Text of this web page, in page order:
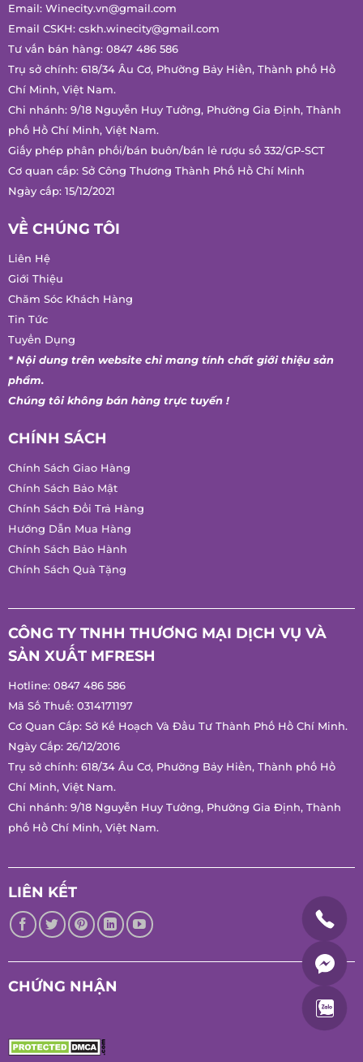
Email: Winecity.vn@gmail.com
Email CSKH: cskh.winecity@gmail.com
Tư vấn bán hàng: 0847 486 586
Trụ sở chính: 618/34 Âu Cơ, Phường Bảy Hiền, Thành phố Hồ
Chí Minh, Việt Nam.
Chi nhánh: 9/18 Nguyễn Huy Tưởng, Phường Gia Định, Thành
phố Hồ Chí Minh, Việt Nam.
Giấy phép phân phối/bán buôn/bán lẻ rượu số 332/GP-SCT
Cơ quan cấp: Sở Công Thương Thành Phố Hồ Chí Minh
Ngày cấp: 15/12/2021
VỀ CHÚNG TÔI
Liên Hệ
Giới Thiệu
Chăm Sóc Khách Hàng
Tin Tức
Tuyển Dụng
* Nội dung trên website chỉ mang tính chất giới thiệu sản
phẩm.
Chúng tôi không bán hàng trực tuyến !
CHÍNH SÁCH
Chính Sách Giao Hàng
Chính Sách Bảo Mật
Chính Sách Đổi Trả Hàng
Hướng Dẫn Mua Hàng
Chính Sách Bảo Hành
Chính Sách Quà Tặng
CÔNG TY TNHH THƯƠNG MẠI DỊCH VỤ VÀ
SẢN XUẤT MFRESH
Hotline: 0847 486 586
Mã Số Thuế: 0314171197
Cơ Quan Cấp: Sở Kế Hoạch Và Đầu Tư Thành Phố Hồ Chí Minh.
Ngày Cấp: 26/12/2016
Trụ sở chính: 618/34 Âu Cơ, Phường Bảy Hiền, Thành phố Hồ
Chí Minh, Việt Nam.
Chi nhánh: 9/18 Nguyễn Huy Tưởng, Phường Gia Định, Thành
phố Hồ Chí Minh, Việt Nam.
LIÊN KẾT
CHỨNG NHẬN